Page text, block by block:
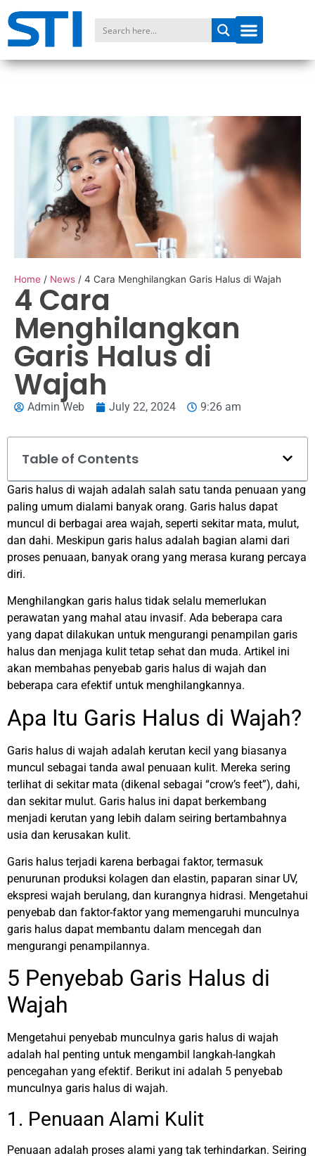
Home / News / 4 Cara Menghilangkan Garis Halus di Wajah
4 Cara
Menghilangkan
Garis Halus di
Wajah
Admin Web July 22, 2024 9:26 am
Table of Contents
Garis halus di wajah adalah salah satu tanda penuaan yang
paling umum dialami banyak orang. Garis halus dapat
muncul di berbagai area wajah, seperti sekitar mata, mulut,
dan dahi. Meskipun garis halus adalah bagian alami dari
proses penuaan, banyak orang yang merasa kurang percaya
diri.
Menghilangkan garis halus tidak selalu memerlukan
perawatan yang mahal atau invasif. Ada beberapa cara
yang dapat dilakukan untuk mengurangi penampilan garis
halus dan menjaga kulit tetap sehat dan muda. Artikel ini
akan membahas penyebab garis halus di wajah dan
beberapa cara efektif untuk menghilangkannya.
Apa Itu Garis Halus di Wajah?
Garis halus di wajah adalah kerutan kecil yang biasanya
muncul sebagai tanda awal penuaan kulit. Mereka sering
terlihat di sekitar mata (dikenal sebagai “crow’s feet”), dahi,
dan sekitar mulut. Garis halus ini dapat berkembang
menjadi kerutan yang lebih dalam seiring bertambahnya
usia dan kerusakan kulit.
Garis halus terjadi karena berbagai faktor, termasuk
penurunan produksi kolagen dan elastin, paparan sinar UV,
ekspresi wajah berulang, dan kurangnya hidrasi. Mengetahui
penyebab dan faktor-faktor yang memengaruhi munculnya
garis halus dapat membantu dalam mencegah dan
mengurangi penampilannya.
5 Penyebab Garis Halus di
Wajah
Mengetahui penyebab munculnya garis halus di wajah
adalah hal penting untuk mengambil langkah-langkah
pencegahan yang efektif. Berikut ini adalah 5 penyebab
munculnya garis halus di wajah.
1. Penuaan Alami Kulit
Penuaan adalah proses alami yang tak terhindarkan. Seiring